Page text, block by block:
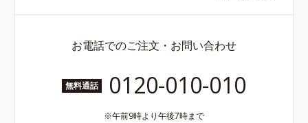
お電話でのご注文・お問い合わせ
無料通話 0120-010-010
午前9時より午後7時まで